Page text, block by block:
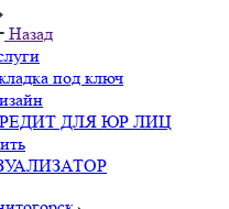
Назад
под ключ
ДЛЯ ЮР ЛИЦ